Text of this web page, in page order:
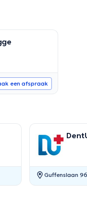
een afspraak
Guffenslaan